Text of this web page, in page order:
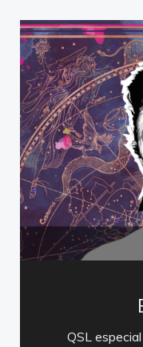
QSL